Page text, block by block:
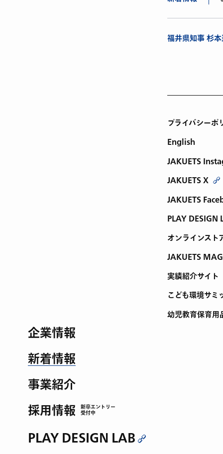
企業情報
新着情報
事業紹介
採用情報
新卒エントリー
受付中
PLAY DESIGN LAB
福井県知事 杉
プライバシーポ
English
JAKUETS
JAKUETS X
JAKUETS
PLAY DESIGN
オンラインスト
JAKUETS
実績紹介サイト
こども環境サミ
幼児教育保育用